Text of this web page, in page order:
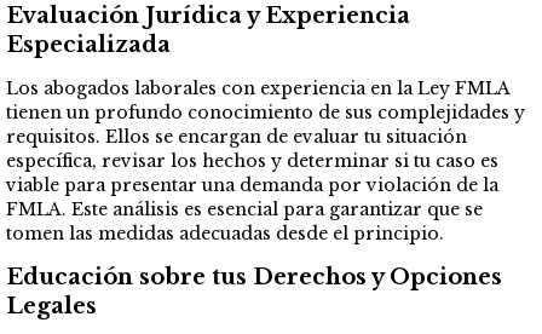
Evaluación Jurídica y Experiencia
Especializada
Los abogados laborales con experiencia en la Ley FMLA
tienen un profundo conocimiento de sus complejidades y
requisitos. Ellos se encargan de evaluar tu situación
específica, revisar los hechos y determinar si tu caso es
viable para presentar una demanda por violación de la
FMLA. Este análisis es esencial para garantizar que se
tomen las medidas adecuadas desde el principio.
Educación sobre tus Derechos y Opciones
Legales